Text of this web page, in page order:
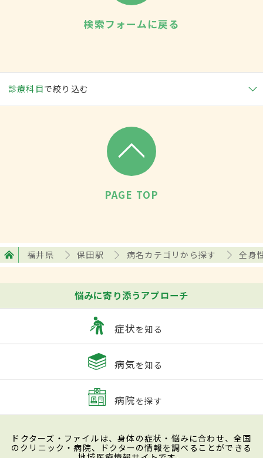
検索フォームに戻る
診療科目で絞り込む
PAGE TOP
福井県 保田駅 病名カテゴリから探す 全身
悩みに寄り添うアプローチ
症状を知る
病気を知る
病院を探す
ドクターズ・ファイルは、身体の症状・悩みに合わせ、全国
のクリニック・病院、ドクターの情報を調べることができる